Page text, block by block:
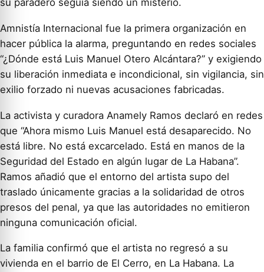
su paradero seguía siendo un misterio.
Amnistía Internacional fue la primera organización en
hacer pública la alarma, preguntando en redes sociales
“¿Dónde está Luis Manuel Otero Alcántara?” y exigiendo
su liberación inmediata e incondicional, sin vigilancia, sin
exilio forzado ni nuevas acusaciones fabricadas.
La activista y curadora Anamely Ramos declaró en redes
que “Ahora mismo Luis Manuel está desaparecido. No
está libre. No está excarcelado. Está en manos de la
Seguridad del Estado en algún lugar de La Habana”.
Ramos añadió que el entorno del artista supo del
traslado únicamente gracias a la solidaridad de otros
presos del penal, ya que las autoridades no emitieron
ninguna comunicación oficial.
La familia confirmó que el artista no regresó a su
vivienda en el barrio de El Cerro, en La Habana. La